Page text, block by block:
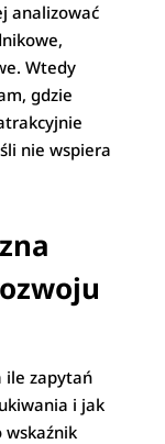
analizować
Wtedy
gdzie
nie wspiera
ile zapytań
i jak
wskaźnik